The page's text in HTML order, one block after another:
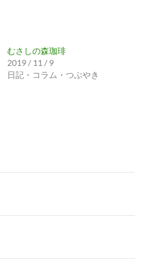
むさしの森珈琲
2019 / 11 / 9
日記・コラム・つぶやき